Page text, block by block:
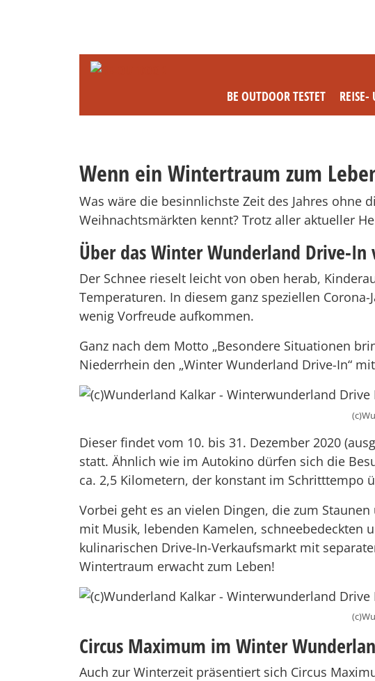
BE OUTDOOR TESTET REISE-
Wenn ein Wintertraum zum
Was wäre die besinnlichste Zeit des Jahres ohne
Weihnachtsmärkten kennt? Trotz aller aktueller
Über das Winter Wunderland Drive-In
Der Schnee rieselt leicht von oben herab,
Temperaturen. In diesem ganz speziellen
wenig Vorfreude aufkommen.
Ganz nach dem Motto „Besondere Situationen
Niederrhein den „Winter Wunderland Drive-In“
Dieser findet vom 10. bis 31. Dezember 2020
statt. Ähnlich wie im Autokino dürfen sich die
ca. 2,5 Kilometern, der konstant im Schritttempo
Vorbei geht es an vielen Dingen, die zum
mit Musik, lebenden Kamelen,
kulinarischen Drive-In-Verkaufsmarkt mit
Wintertraum erwacht zum Leben!
Circus Maximum im Winter
Auch zur Winterzeit präsentiert sich Circus